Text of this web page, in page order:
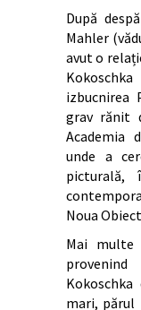
După
Mahler
avut o
izbucnirea
grav rănit
Academia
unde a
picturală,
Noua
Mai
mari, părul